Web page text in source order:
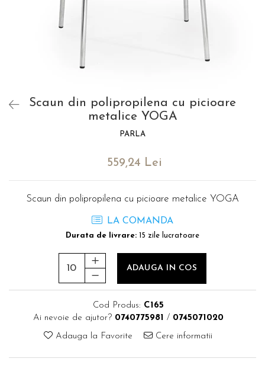
Scaun din polipropilena cu picioare
metalice YOGA
PARLA
559,24 Lei
Scaun din polipropilena cu picioare metalice YOGA
LA COMANDA
Durata de livrare: 15 zile lucratoare
ADAUGA IN COS
Cod Produs: C165
Ai nevoie de ajutor? 0740775981 / 0745071020
Adauga la Favorite Cere informatii